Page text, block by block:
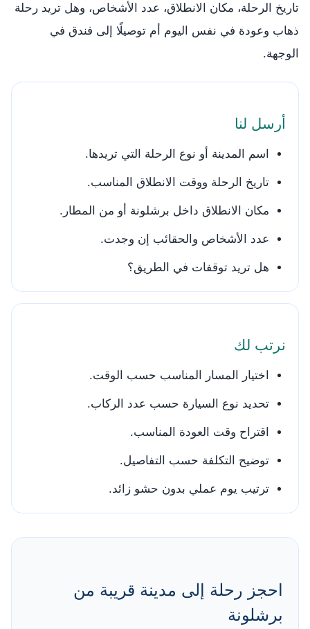
تاريخ الرحلة، مكان الانطلاق، عدد الأشخاص، وهل تريد رحلة
ذهاب وعودة في نفس اليوم أم توصيلًا إلى فندق في
الوجهة.
أرسل لنا
اسم المدينة أو نوع الرحلة التي تريدها.
تاريخ الرحلة ووقت الانطلاق المناسب.
مكان الانطلاق داخل برشلونة أو من المطار.
عدد الأشخاص والحقائب إن وجدت.
هل تريد توقفات في الطريق؟
نرتب لك
اختيار المسار المناسب حسب الوقت.
تحديد نوع السيارة حسب عدد الركاب.
اقتراح وقت العودة المناسب.
توضيح التكلفة حسب التفاصيل.
ترتيب يوم عملي بدون حشو زائد.
احجز رحلة إلى مدينة قريبة من
برشلونة